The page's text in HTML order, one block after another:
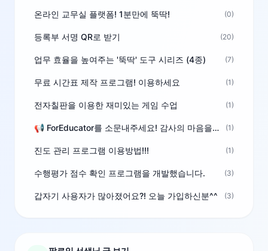
온라인 교무실 플랫폼! 1분만에 뚝딱! (0)
등록부 서명 QR로 받기 (20)
업무 효율을 높여주는 '뚝딱' 도구 시리즈 (4종) (7)
무료 시간표 제작 프로그램! 이용하세요 (1)
전자칠판을 이용한 재미있는 게임 수업 (1)
📢 ForEducator를 소문내주세요! 감사의 마음을 담은 포인트 선물 (1)
진도 관리 프로그램 이용방법!!! (1)
수행평가 점수 확인 프로그램을 개발했습니다. (3)
갑자기 사용자가 많아졌어요?! 오늘 가입하신분^^ (3)